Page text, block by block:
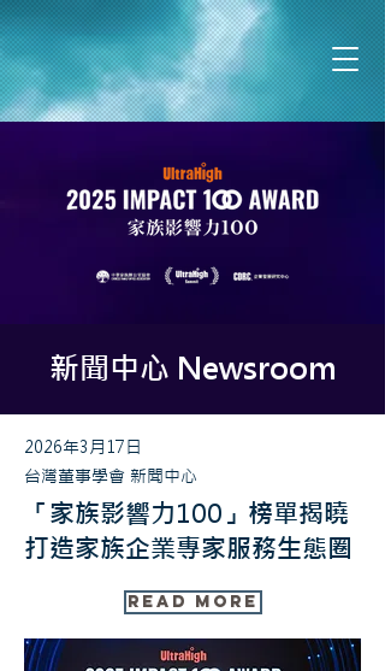
​新聞中心 Newsroom
2026年3月17日
台灣董事學會 新聞中心
「家族影響力100」榜單揭曉
打造家族企業專家服務生態圈
Read More